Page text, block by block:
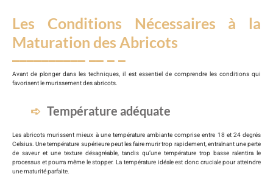
Les Conditions Nécessaires à la
Maturation des Abricots
Avant de plonger dans les techniques, il est essentiel de comprendre les conditions qui
favorisent le murissement des abricots.
Température adéquate
Les abricots murissent mieux à une température ambiante comprise entre 18 et 24 degrés
Celsius. Une température supérieure peut les faire murir trop rapidement, entraînant une perte
de saveur et une texture désagréable, tandis qu’une température trop basse ralentira le
processus et pourra même le stopper. La température idéale est donc cruciale pour atteindre
une maturité parfaite.